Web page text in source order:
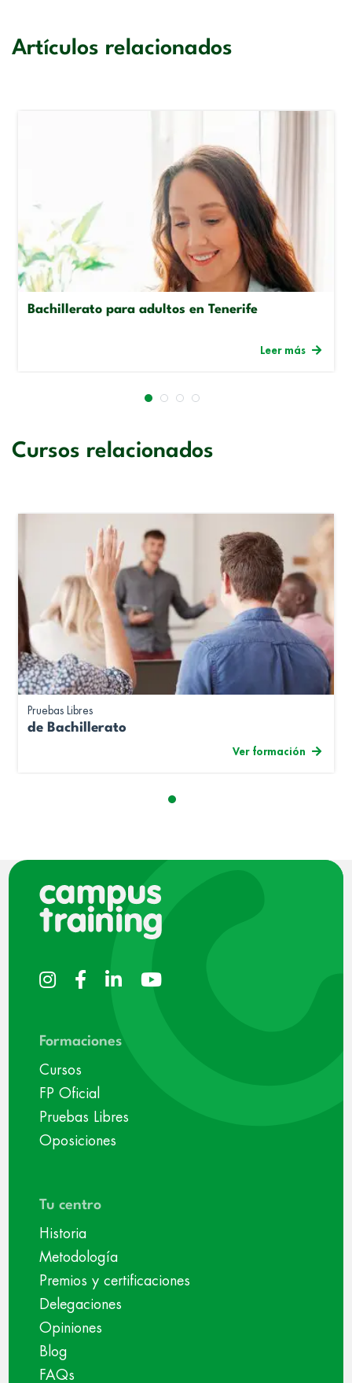
Artículos relacionados
Bachillerato para adultos en Tenerife
Leer más
Cursos relacionados
Pruebas Libres
de Bachillerato
Ver formación
Formaciones
Cursos
FP Oficial
Pruebas Libres
Oposiciones
Tu centro
Historia
Metodología
Premios y certificaciones
Delegaciones
Opiniones
Blog
FAQs